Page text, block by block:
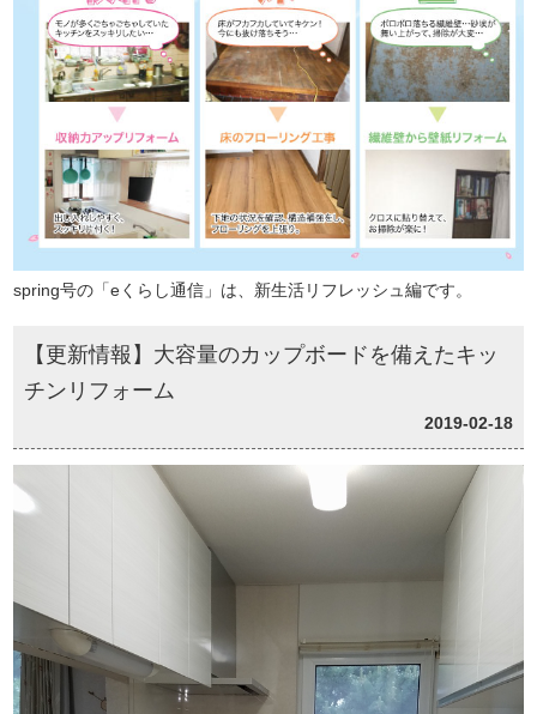
spring号の「eくらし通信」は、新生活リフレッシュ編です。
【更新情報】大容量のカップボードを備えたキッ
チンリフォーム
2019-02-18